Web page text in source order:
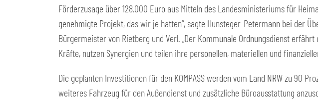
Förderzusage über 128.000 Euro aus Mitteln des Landesministeriums für
genehmigte Projekt, das wir je hatten“, sagte Hunsteger-Petermann bei der
Bürgermeister von Rietberg und Verl. „Der Kommunale Ordnungsdienst
Kräfte, nutzen Synergien und teilen ihre personellen, materiellen und
Die geplanten Investitionen für den KOMPASS werden vom Land NRW zu 90
weiteres Fahrzeug für den Außendienst und zusätzliche Büroausstattung